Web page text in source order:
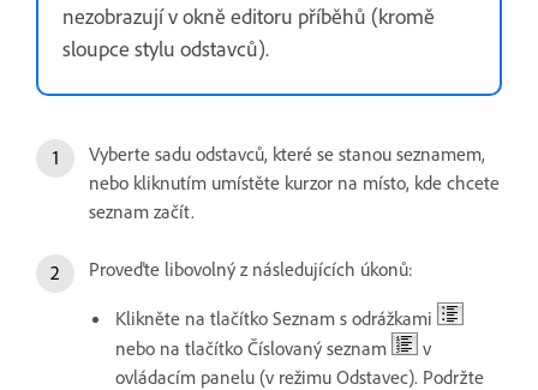
nezobrazují v okně editoru příběhů (kromě
sloupce stylu odstavců).
Vyberte sadu odstavců, které se stanou seznamem,
nebo kliknutím umístěte kurzor na místo, kde chcete
seznam začít.
Proveďte libovolný z následujících úkonů:
Klikněte na tlačítko Seznam s odrážkami
nebo na tlačítko Číslovaný seznam
v
ovládacím panelu (v režimu Odstavec). Podržte